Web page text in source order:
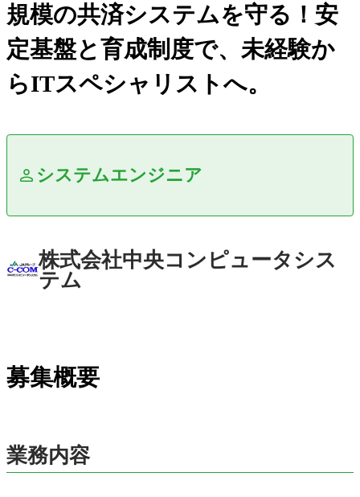
規模の共済システムを守る！安
定基盤と育成制度で、未経験か
らITスペシャリストへ。
システムエンジニア
株式会社中央コンピュータシス
テム
募集概要
業務内容